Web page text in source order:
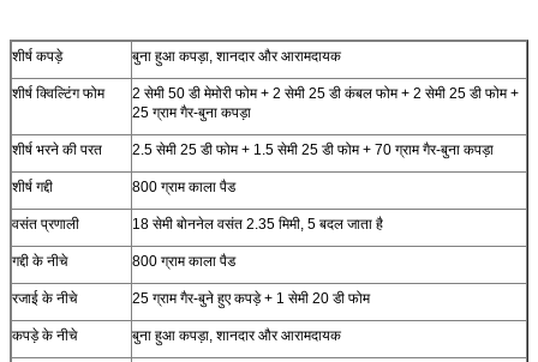
शीर्ष कपड़े बुना हुआ कपड़ा, शानदार और आरामदायक
शीर्ष क्विल्टिंग फोम
2 सेमी 50 डी मेमोरी फोम + 2 सेमी 25 डी कंबल फोम + 2 सेमी 25 डी फोम +
25 ग्राम गैर-बुना कपड़ा
शीर्ष भरने की परत 2.5 सेमी 25 डी फोम + 1.5 सेमी 25 डी फोम + 70 ग्राम गैर-बुना कपड़ा
शीर्ष गद्दी 800 ग्राम काला पैड
वसंत प्रणाली 18 सेमी बोननेल वसंत 2.35 मिमी, 5 बदल जाता है
गद्दी के नीचे 800 ग्राम काला पैड
रजाई के नीचे 25 ग्राम गैर-बुने हुए कपड़े + 1 सेमी 20 डी फोम
कपड़े के नीचे बुना हुआ कपड़ा, शानदार और आरामदायक